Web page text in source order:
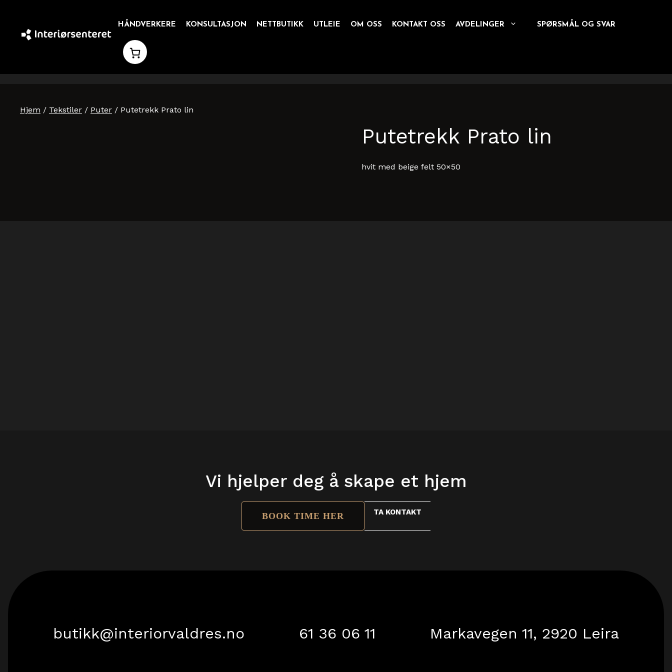
innhold
HÅNDVERKERE KONSULTASJON NETTBUTIKK UTLEIE OM OSS KONTAKT OSS AVDELINGER SPØRSMÅL OG SVAR
Hjem / Tekstiler / Puter / Putetrekk Prato lin
Putetrekk Prato lin
hvit med beige felt 50×50
Vi hjelper deg å skape et hjem
BOOK TIME HER TA KONTAKT
butikk@interiorvaldres.no 61 36 06 11 Markavegen 11, 2920 Leira